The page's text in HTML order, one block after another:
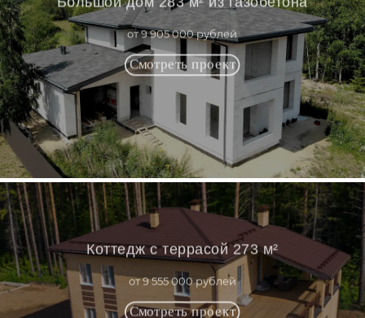
от 9 905 000 рублей
Коттедж с террасой 273 м²
от 9 555 000 рублей